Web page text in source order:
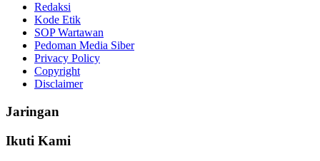
Redaksi
Kode Etik
SOP Wartawan
Pedoman Media Siber
Privacy Policy
Copyright
Disclaimer
Jaringan
Ikuti Kami